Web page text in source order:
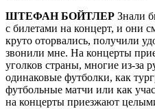
ШТЕФАН БОЙТЛЕР Знали
с билетами на концерт, и они
круто оторвались, получили
звонили мне. На концерты
уголков страны, многие из-за
одинаковые футболки, как
футбольные матчи или как
на концерты приезжают